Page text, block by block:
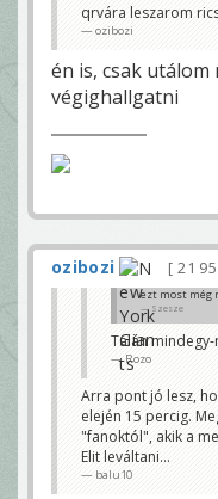
qrvára leszarom
ozibozi
én is, csak utálom
végighallgatni
ozibozi 21
ezt most még
Szesze
Talán
Rozo
Arra pont jó lesz,
elején 15 percig.
"fanoktól", akik a
Elit leváltani...
balu10